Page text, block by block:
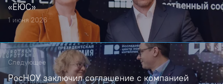
«ЕЮС»
1 июня 2026
Следующее
РосНОУ заключил соглашение с компанией